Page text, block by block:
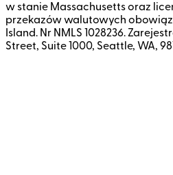
w stanie Massachusetts oraz
przekazów walutowych
Island. Nr NMLS 1028236.
Street, Suite 1000, Seattle, WA,